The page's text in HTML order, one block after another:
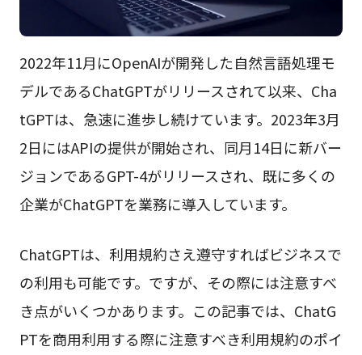
2022年11月にOpenAIが開発した自然言語処理モ
デルであるChatGPTがリリースされて以来、Cha
tGPTは、急速に進歩し続けています。2023年3月
2日にはAPIの提供が開始され、同月14日に新バー
ジョンであるGPT-4がリリースされ、既に多くの
企業がChatGPTを業務に導入しています。
ChatGPTは、利用規約さえ遵守すればビジネスで
の利用も可能です。ですが、その際には注意すべ
き点がいくつかあります。この記事では、ChatG
PTを商用利用する際に注意すべき利用規約のポイ